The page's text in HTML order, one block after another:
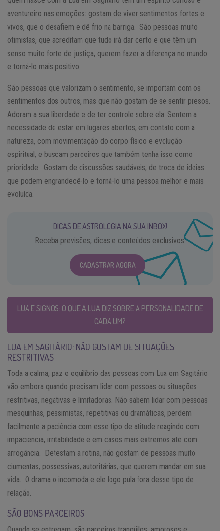
aventureiro nas emoções: gostam de viver sentimentos fortes e
vivos, que o desafiem e dê frio na barriga. São pessoas muito
otimistas, que acreditam que tudo irá dar certo e que têm um
senso muito forte de justiça, querem fazer a diferença no mundo
e torná-lo mais positivo.
São pessoas que valorizam o sentimento, se importam com os
sentimentos dos outros, mas que não gostam de se sentir presos.
Adoram a sua liberdade e de ter controle sobre ela. Sentem a
necessidade de estar em lugares abertos, em contato com a
natureza, com movimentação do corpo físico e evolução
espiritual, e buscam parceiros que também tenha isso como
prioridade. Gostam de discussões saudáveis, de troca de ideias
que podem engrandecê-lo e torná-lo uma pessoa melhor e mais
evoluída.
DICAS DE ASTROLOGIA NA SUA INBOX!
Receba previsões, dicas e conteúdos exclusivos.
CADASTRAR AGORA
LUA E SIGNOS: O QUE A LUA DIZ SOBRE A PERSONALIDADE DE
CADA UM?
LUA EM SAGITÁRIO: NÃO GOSTAM DE SITUAÇÕES
RESTRITIVAS
Toda a calma, paz e equilíbrio das pessoas com Lua em Sagitário
vão embora quando precisam lidar com pessoas ou situações
restritivas, negativas e limitadoras. Não sabem lidar com pessoas
mesquinhas, pessimistas, repetitivas ou dramáticas, perdem
facilmente a paciência com esse tipo de atitude reagindo com
impaciência, irritabilidade e em casos mais extremos até com
arrogância. Detestam a rotina, não gostam de pessoas muito
ciumentas, possessivas, autoritárias, que querem mandar em sua
vida. O drama o incomoda e ele logo pula fora desse tipo de
relação.
SÃO BONS PARCEIROS